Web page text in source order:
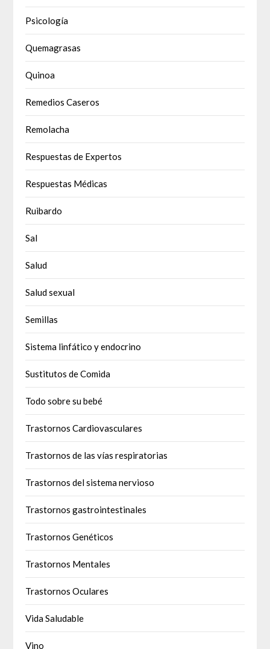
Psicología
Quemagrasas
Quinoa
Remedios Caseros
Remolacha
Respuestas de Expertos
Respuestas Médicas
Ruibardo
Sal
Salud
Salud sexual
Semillas
Sistema linfático y endocrino
Sustitutos de Comida
Todo sobre su bebé
Trastornos Cardiovasculares
Trastornos de las vías respiratorias
Trastornos del sistema nervioso
Trastornos gastrointestinales
Trastornos Genéticos
Trastornos Mentales
Trastornos Oculares
Vida Saludable
Vino